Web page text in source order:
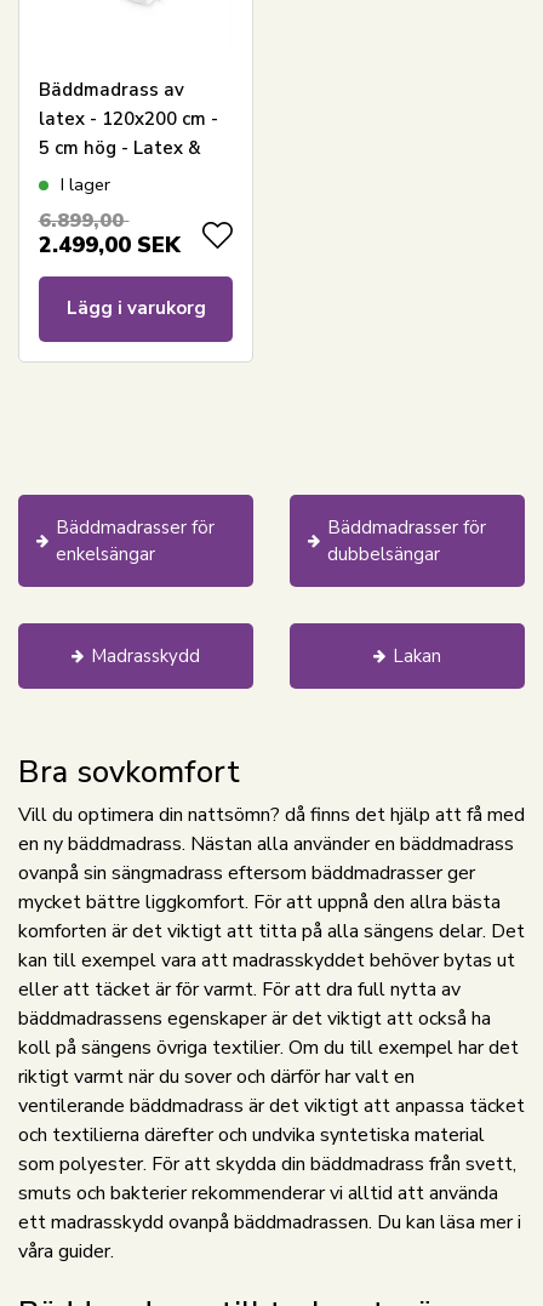
Bäddmadrass av
latex - 120x200 cm -
5 cm hög - Latex &
naturlatex - Zen
I lager
6.899,00
2.499,00 SEK
Lägg i varukorg
Bäddmadrasser för
enkelsängar
Bäddmadrasser för
dubbelsängar
Madrasskydd Lakan
Bra sovkomfort
Vill du optimera din nattsömn? då finns det hjälp att få med
en ny bäddmadrass. Nästan alla använder en bäddmadrass
ovanpå sin sängmadrass eftersom bäddmadrasser ger
mycket bättre liggkomfort. För att uppnå den allra bästa
komforten är det viktigt att titta på alla sängens delar. Det
kan till exempel vara att madrasskyddet behöver bytas ut
eller att täcket är för varmt. För att dra full nytta av
bäddmadrassens egenskaper är det viktigt att också ha
koll på sängens övriga textilier. Om du till exempel har det
riktigt varmt när du sover och därför har valt en
ventilerande bäddmadrass är det viktigt att anpassa täcket
och textilierna därefter och undvika syntetiska material
som polyester. För att skydda din bäddmadrass från svett,
smuts och bakterier rekommenderar vi alltid att använda
ett madrasskydd ovanpå bäddmadrassen. Du kan läsa mer i
våra guider.